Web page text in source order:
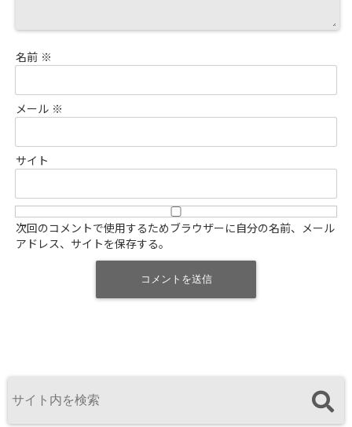
名前 ※
メール ※
サイト
次回のコメントで使用するためブラウザーに自分の名前、メール
アドレス、サイトを保存する。